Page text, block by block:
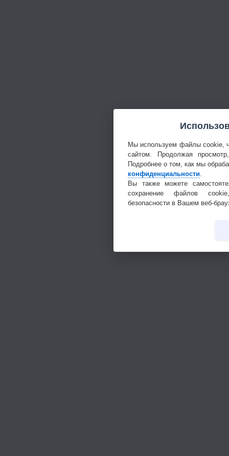
Мы используем файлы cookie,
сайтом. Продолжая
Подробнее о том, как мы
конфиденциальности
Вы также можете
сохранение файлов
безопасности в Вашем веб-